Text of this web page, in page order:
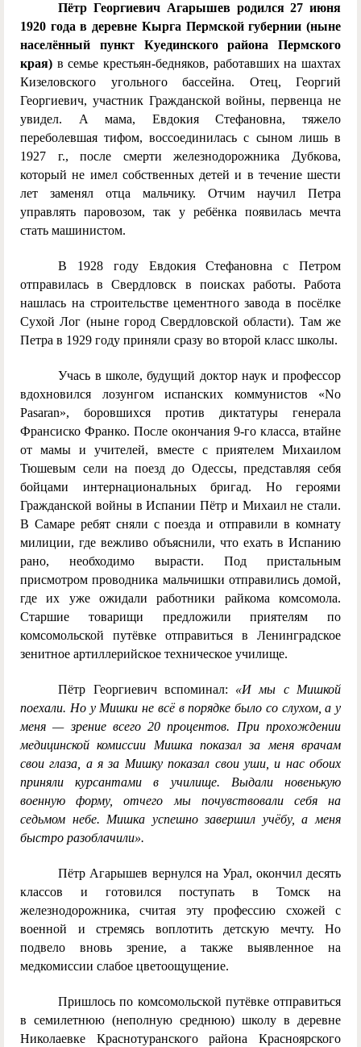
Пётр Георгиевич Агарышев родился 27 июня
1920 года в деревне Кырга Пермской губернии (ныне
населённый пункт Куединского района Пермского
края) в семье крестьян-бедняков, работавших на шахтах
Кизеловского угольного бассейна. Отец, Георгий
Георгиевич, участник Гражданской войны, первенца не
увидел. А мама, Евдокия Стефановна, тяжело
переболевшая тифом, воссоединилась с сыном лишь в
1927 г., после смерти железнодорожника Дубкова,
который не имел собственных детей и в течение шести
лет заменял отца мальчику. Отчим научил Петра
управлять паровозом, так у ребёнка появилась мечта
стать машинистом.
В 1928 году Евдокия Стефановна с Петром
отправилась в Свердловск в поисках работы. Работа
нашлась на строительстве цементного завода в посёлке
Сухой Лог (ныне город Свердловской области). Там же
Петра в 1929 году приняли сразу во второй класс школы.
Учась в школе, будущий доктор наук и профессор
вдохновился лозунгом испанских коммунистов «No
Pasaran», боровшихся против диктатуры генерала
Франсиско Франко. После окончания 9-го класса, втайне
от мамы и учителей, вместе с приятелем Михаилом
Тюшевым сели на поезд до Одессы, представляя себя
бойцами интернациональных бригад. Но героями
Гражданской войны в Испании Пётр и Михаил не стали.
В Самаре ребят сняли с поезда и отправили в комнату
милиции, где вежливо объяснили, что ехать в Испанию
рано, необходимо вырасти. Под пристальным
присмотром проводника мальчишки отправились домой,
где их уже ожидали работники райкома комсомола.
Старшие товарищи предложили приятелям по
комсомольской путёвке отправиться в Ленинградское
зенитное артиллерийское техническое училище.
Пётр Георгиевич вспоминал: «И мы с Мишкой
поехали. Но у Мишки не всё в порядке было со слухом, а у
меня — зрение всего 20 процентов. При прохождении
медицинской комиссии Мишка показал за меня врачам
свои глаза, а я за Мишку показал свои уши, и нас обоих
приняли курсантами в училище. Выдали новенькую
военную форму, отчего мы почувствовали себя на
седьмом небе. Мишка успешно завершил учёбу, а меня
быстро разоблачили».
Пётр Агарышев вернулся на Урал, окончил десять
классов и готовился поступать в Томск на
железнодорожника, считая эту профессию схожей с
военной и стремясь воплотить детскую мечту. Но
подвело вновь зрение, а также выявленное на
медкомиссии слабое цветоощущение.
Пришлось по комсомольской путёвке отправиться
в семилетнюю (неполную среднюю) школу в деревне
Николаевке Краснотуранского района Красноярского